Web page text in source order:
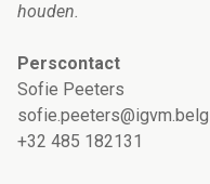
houden.
Perscontact
Sofie Peeters
+32 485 182131